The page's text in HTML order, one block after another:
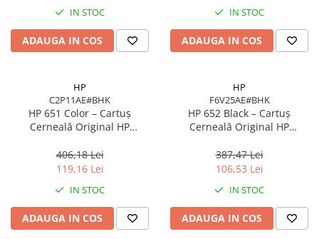
TV, Audio-Video & Multimedia
Monitoare
Monitoare Gaming & Consumer
Accesorii Căști & Microfoane
Cabluri & Adaptoare Audio-Video
Suporturi TV Birou
Boxe PC & Soundbar
IN STOC
ADAUGA IN COS
IN STOC
ADAUGA IN COS
HP
C2P11AE#BHK
HP 651 Color – Cartuș
Cerneală Original HP
Cyan/Magenta/Yellow
406,18 Lei
119,16 Lei
IN STOC
ADAUGA IN COS
HP
F6V25AE#BHK
HP 652 Black – Cartuș
Cerneală Original HP
Advantage
387,47 Lei
106,53 Lei
IN STOC
ADAUGA IN COS